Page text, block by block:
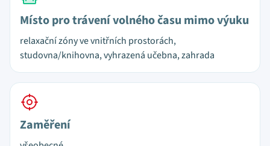
Místo pro trávení volného času mimo výuku
relaxační zóny ve vnitřních prostorách,
studovna/knihovna, vyhrazená učebna, zahrada
Zaměření